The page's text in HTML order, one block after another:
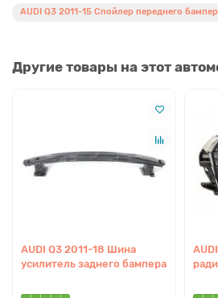
AUDI Q3 2011-15 Спойлер переднего
Другие товары на этот
AUDI Q3 2011-18 Шина
усилитель заднего бампера